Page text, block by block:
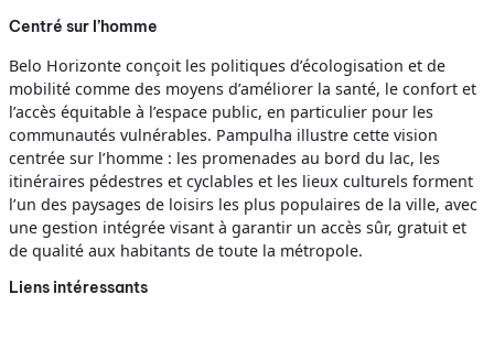
Centré sur l’homme
Belo Horizonte conçoit les politiques d’écologisation et de
mobilité comme des moyens d’améliorer la santé, le confort et
l’accès équitable à l’espace public, en particulier pour les
communautés vulnérables. Pampulha illustre cette vision
centrée sur l’homme : les promenades au bord du lac, les
itinéraires pédestres et cyclables et les lieux culturels forment
l’un des paysages de loisirs les plus populaires de la ville, avec
une gestion intégrée visant à garantir un accès sûr, gratuit et
de qualité aux habitants de toute la métropole.
Liens intéressants